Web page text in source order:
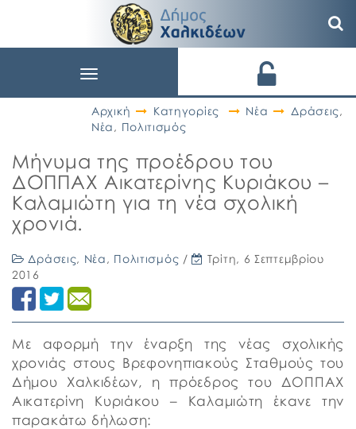
Toggle
Αρχική
Κατηγορίες Νέα Δράσεις,
Νέα , Πολιτισμός
Μήνυμα της προέδρου του
ΔΟΠΠΑΧ Αικατερίνης Κυριάκου –
Καλαμιώτη για τη νέα σχολική
χρονιά.
Δράσεις, Νέα , Πολιτισμός /
Τρίτη, 6 Σεπτεμβρίου
2016
Με αφορμή την έναρξη της νέας σχολικής
χρονιάς στους Βρεφονηπιακούς Σταθμούς του
Δήμου Χαλκιδέων, η πρόεδρος του ΔΟΠΠΑΧ
Αικατερίνη Κυριάκου – Καλαμιώτη έκανε την
παρακάτω δήλωση: